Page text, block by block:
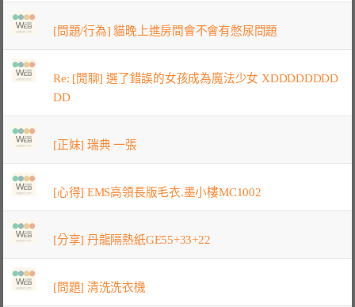
[問題/行為] 貓晚上進房間會不會有憋尿問題
Re: [閒聊] 選了錯誤的女孩成為魔法少女 XDDDDDDDD
DD
[正妹] 瑞典 一張
[心得] EMS高領長版毛衣.墨小樓MC1002
[分享] 丹龍隔熱紙GE55+33+22
[問題] 清洗洗衣機